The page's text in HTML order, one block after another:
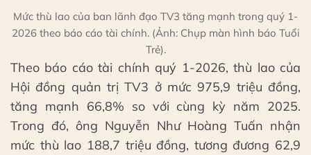
Mức thù lao của ban lãnh đạo TV3 tăng mạnh trong quý 1-
2026 theo báo cáo tài chính. (Ảnh: Chụp màn hình báo Tuổi
Trẻ).
Theo báo cáo tài chính quý 1-2026, thù lao của
Hội đồng quản trị TV3 ở mức 975,9 triệu đồng,
tăng mạnh 66,8% so với cùng kỳ năm 2025.
Trong đó, ông Nguyễn Như Hoàng Tuấn nhận
mức thù lao 188,7 triệu đồng, tương đương 62,9